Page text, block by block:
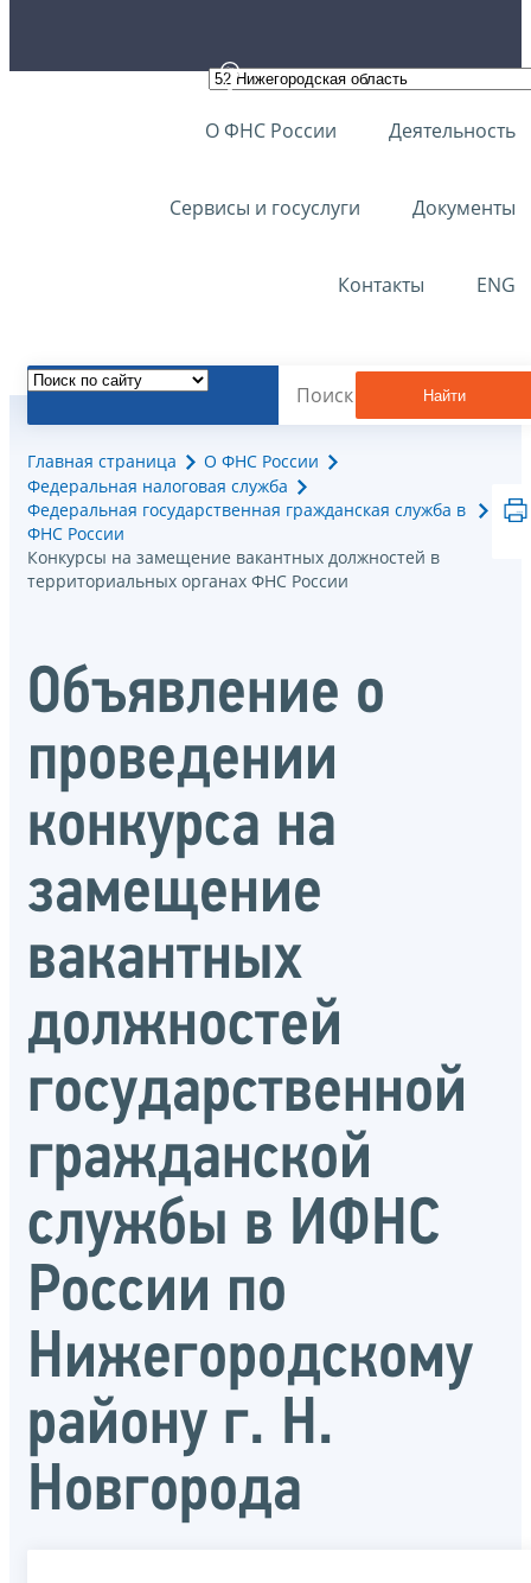
О ФНС России Деятельность
Сервисы и госуслуги Документы
Контакты ENG
Найти
Главная страница
О ФНС России
Федеральная налоговая служба
Федеральная государственная гражданская служба в
ФНС России
Конкурсы на замещение вакантных должностей в
территориальных органах ФНС России
Объявление о
проведении
конкурса на
замещение
вакантных
должностей
государственной
гражданской
службы в ИФНС
России по
Нижегородскому
району г. Н.
Новгорода